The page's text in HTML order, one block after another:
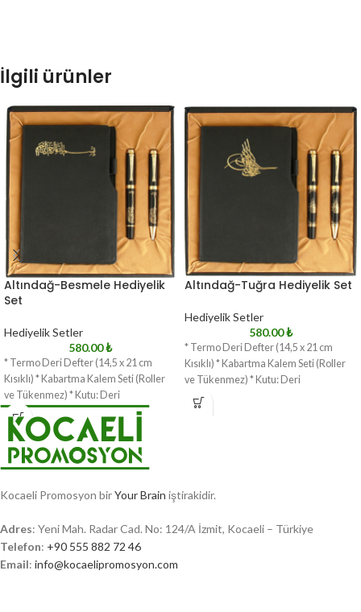
İlgili ürünler
Altındağ-Besmele Hediyelik
Set
Hediyelik Setler
580.00₺
* Termo Deri Defter (14,5 x 21 cm
Kısıklı) * Kabartma Kalem Seti (Roller
ve Tükenmez) * Kutu: Deri
Altındağ-Tuğra Hediyelik Set
Hediyelik Setler
580.00₺
* Termo Deri Defter (14,5 x 21 cm
Kısıklı) * Kabartma Kalem Seti (Roller
ve Tükenmez) * Kutu: Deri
Kocaeli Promosyon birYour Brain iştirakidir.
Adres: Yeni Mah. Radar Cad. No: 124/A İzmit, Kocaeli – Türkiye
Telefon: +90 555 882 72 46
Email: info@kocaelipromosyon.com